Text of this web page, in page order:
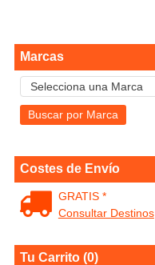
Marcas
Costes de Envío
GRATIS *
Consultar Destinos
Tu Carrito (0)